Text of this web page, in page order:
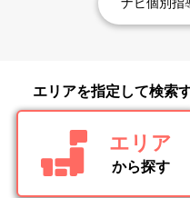
エリアを指定して検索
エリア
から探す